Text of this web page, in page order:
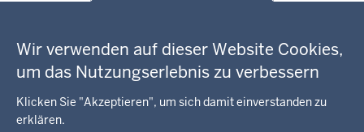
Wir verwenden auf dieser Website Cookies,
um das Nutzungserlebnis zu verbessern
Klicken Sie "Akzeptieren", um sich damit einverstanden zu
erklären.
in
Fußzeile
Gesundheit und Soziales
Kommunales, Planung, Bauen und Verkehr
Schule und Bildung
GEOBASIS NRW
Ausbildung und Karriere
Geodaten-Anwendungen
Neues
Amtsblatt